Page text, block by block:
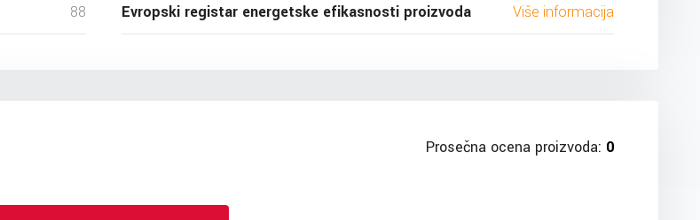
88 Evropski registar energetske efikasnosti proizvoda Više informacija
Prosečna ocena proizvoda: 0